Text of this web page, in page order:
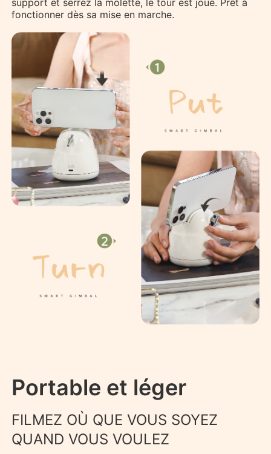
fonctionner dès sa mise en marche.
Portable et léger
FILMEZ OÙ QUE VOUS SOYEZ
QUAND VOUS VOULEZ